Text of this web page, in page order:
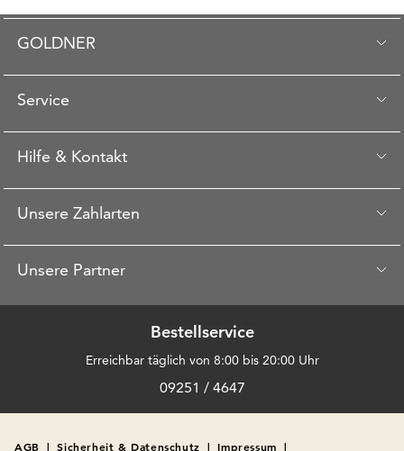
GOLDNER
Service
Hilfe & Kontakt
Unsere Zahlarten
Unsere Partner
Bestellservice
Erreichbar täglich von 8:00 bis 20:00 Uhr
09251 / 4647
AGB | Sicherheit & Datenschutz | Impressum |